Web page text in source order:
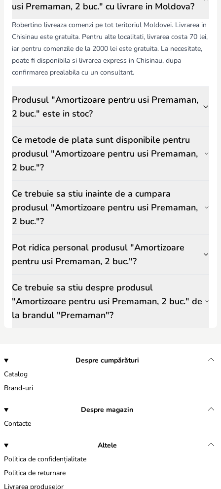
usi Premaman, 2 buc." cu livrare in Moldova?
Robertino livreaza comenzi pe tot teritoriul Moldovei. Livrarea in
Chisinau este gratuita. Pentru alte localitati, livrarea costa 70 lei,
iar pentru comenzile de la 2000 lei este gratuita. La necesitate,
poate fi disponibila si livrarea express in Chisinau, dupa
confirmarea prealabila cu un consultant.
Produsul "Amortizoare pentru usi Premaman,
2 buc." este in stoc?
Ce metode de plata sunt disponibile pentru
produsul "Amortizoare pentru usi Premaman,
2 buc."?
Ce trebuie sa stiu inainte de a cumpara
produsul "Amortizoare pentru usi Premaman,
2 buc."?
Pot ridica personal produsul "Amortizoare
pentru usi Premaman, 2 buc."?
Ce trebuie sa stiu despre produsul
"Amortizoare pentru usi Premaman, 2 buc." de
la brandul "Premaman"?
Despre cumpărături
Catalog
Brand-uri
Despre magazin
Contacte
Altele
Politica de confidențialitate
Politica de returnare
Livrarea produselor